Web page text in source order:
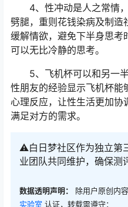
4、性冲动是人之常情，
劈腿，重则花钱染病及制造
缓解情欲，避免下半身思考
可以无比冷静的思考。
5、飞机杯可以和另一半
性朋友的经验显示飞机杯能
心理反应，让性生活更加协
满足对方的需求。
⚠️白日梦社区作为独立第
业团队共同维护，确保测
数据透明声明： 除用户原创内
实验室 认证，转载需遵守：